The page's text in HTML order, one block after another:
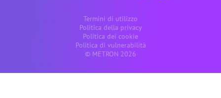
Termini di utilizzo
Politica della privacy
Politica dei cookie
Politica di vulnerabilità
© METRON 2026